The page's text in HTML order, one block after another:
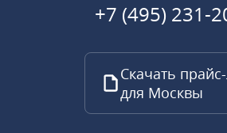
+7 (495) 231-
Скачать
для Москвы